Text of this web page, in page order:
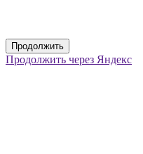
Продолжить
Продолжить через Яндекс